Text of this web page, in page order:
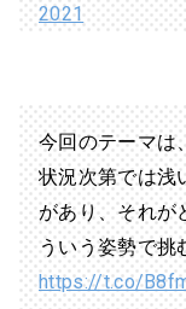
2021
今回のテーマは
状況次第では浅
があり、それが
ういう姿勢で挑
https://t.co/